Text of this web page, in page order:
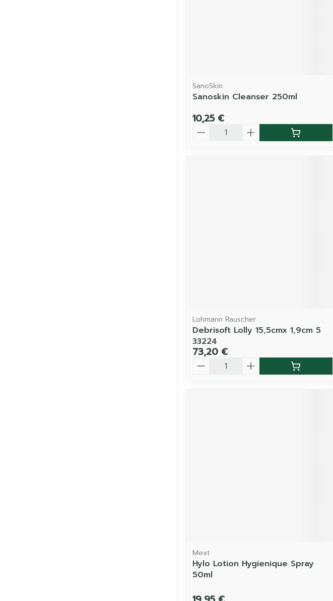
SanoSkin
Sanoskin Cleanser 250ml
10,25 €
Quantité
Lohmann Rauscher
Debrisoft Lolly 15,5cmx 1,9cm 5
33224
73,20 €
Quantité
Mext
Hylo Lotion Hygienique Spray
50ml